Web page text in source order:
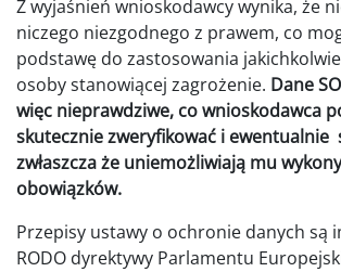
Z wyjaśnień wnioskodawcy wynika, że
niczego niezgodnego z prawem, co
podstawę do zastosowania
osoby stanowiącej zagrożenie. Dane
więc nieprawdziwe, co wnioskodawca
skutecznie zweryfikować i ewentualnie
zwłaszcza że uniemożliwiają mu
obowiązków.
Przepisy ustawy o ochronie danych są
RODO dyrektywy Parlamentu